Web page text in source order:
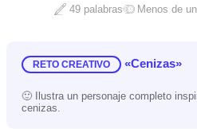
49 palabras Menos de
RETO CREATIVO «Cenizas»
🙂 Ilustra un personaje completo
cenizas.